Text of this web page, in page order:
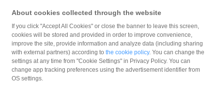
反社会的勢力に対する方針
勧誘方針
マネロン等基本方針
カスタマーハラスメントに関する当社の考え方
About cookies collected through the website
If you click "Accept All Cookies" or close the banner to leave this screen,
cookies will be stored and provided in order to improve convenience,
improve the site, provide information and analyze data (including sharing
with external partners) according to the cookie policy. You can change the
settings at any time from "Cookie Settings" in Privacy Policy. You can
change app tracking preferences using the advertisement identifier from
OS settings.